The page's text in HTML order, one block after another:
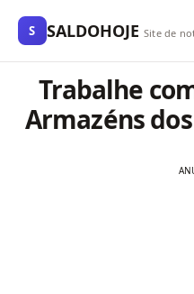
S SALDOHOJE Site de
Trabalhe
Armazéns